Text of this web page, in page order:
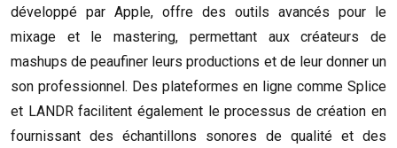
développé par Apple, offre des outils avancés pour le
mixage et le mastering, permettant aux créateurs de
mashups de peaufiner leurs productions et de leur donner un
son professionnel. Des plateformes en ligne comme Splice
et LANDR facilitent également le processus de création en
fournissant des échantillons sonores de qualité et des